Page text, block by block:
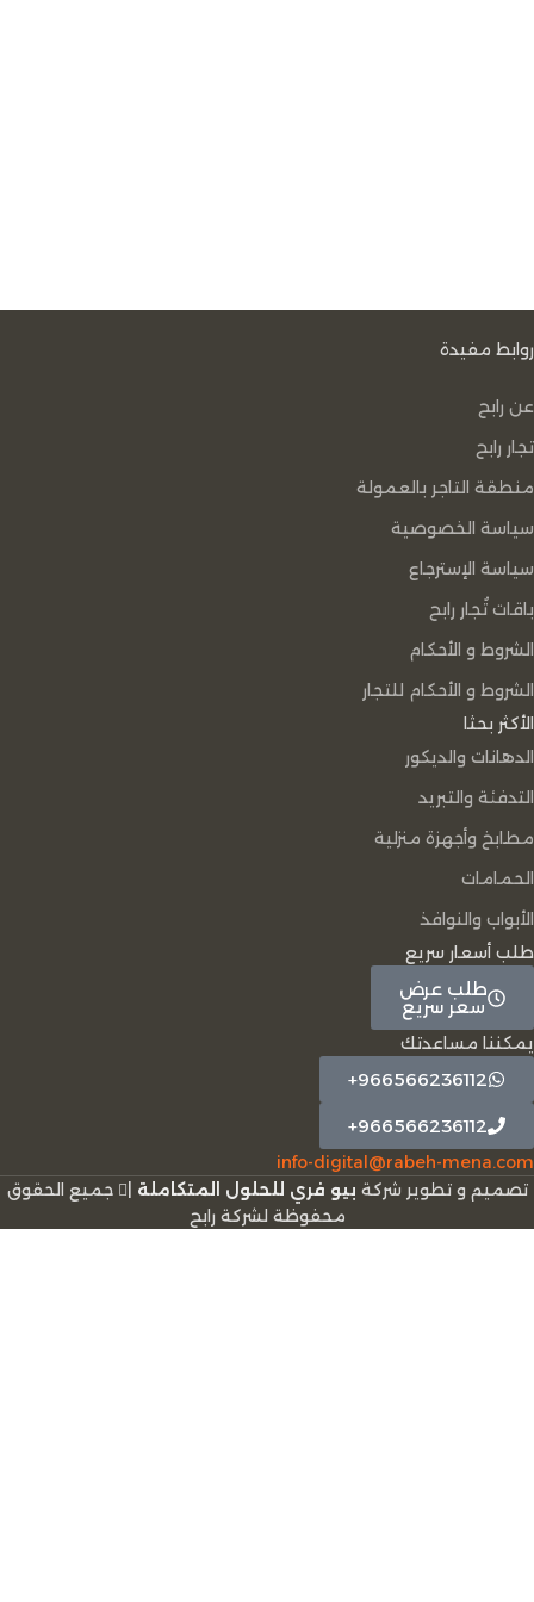
روابط مفيدة
عن رابح
تجار رابح
منطقة التاجر بالعمولة
سياسة الخصوصية
سياسة الإسترجاع
باقات تُجار رابح
الشروط و الأحكام
الشروط و الأحكام للتجار
الأكثر بحثا
الدهانات والديكور
التدفئة والتبريد
مطابخ وأجهزة منزلية
الحمامات
الأبواب والنوافذ
طلب أسعار سريع
طلب عرض
سعر سريع
يمكننا مساعدتك
966566236112+
966566236112+
info-digital@rabeh-mena.com
تصميم و تطوير شركة بيو فري للحلول المتكاملة
ﺟﻤﻴﻊ اﻟﺤﻘﻮق
ﻣﺤﻔﻮﻇﺔ لشرﻛﺔ رابح